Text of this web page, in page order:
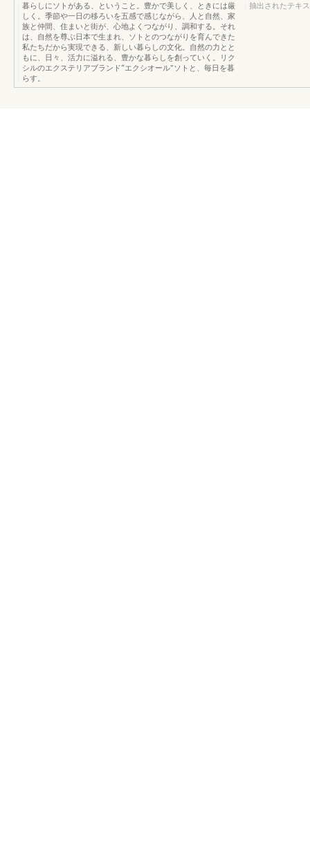
暮らしにソトがある、ということ。豊かで美しく、ときには厳
しく。季節や一日の移ろいを五感で感じながら、人と自然、家
族と仲間、住まいと街が、心地よくつながり、調和する。それ
は、自然を尊ぶ日本で生まれ、ソトとのつながりを育んできた
私たちだから実現できる、新しい暮らしの文化。自然の力とと
もに、日々、活力に溢れる、豊かな暮らしを創っていく。リク
シルのエクステリアブランド“エクシオール”ソトと、毎日を暮
らす。
抽出されたテキ